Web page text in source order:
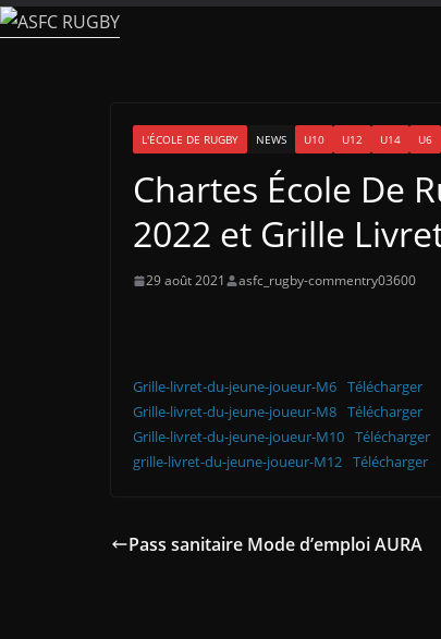
L'ÉCOLE DE RUGBY NEWS U10 U12 U14 U6
Chartes École De
2022 et Grille
29 août 2021 asfc_rugby-commentry03600
Grille-livret-du-jeune-joueur-M6 Télécharger
Grille-livret-du-jeune-joueur-M8 Télécharger
Grille-livret-du-jeune-joueur-M10 Télécharger
grille-livret-du-jeune-joueur-M12 Télécharger
Pass sanitaire Mode d’emploi AURA